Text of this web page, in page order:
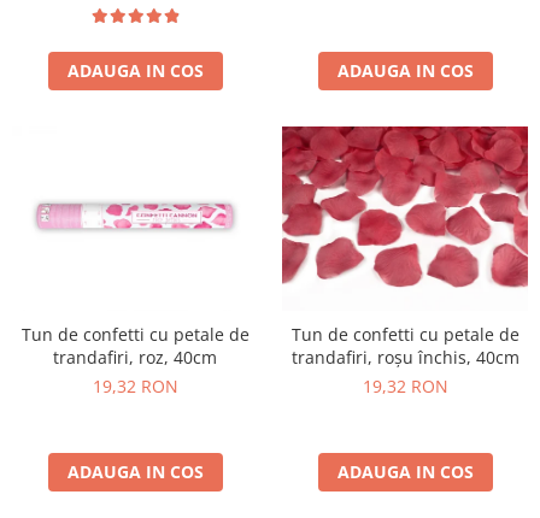
ADAUGA IN COS ADAUGA IN COS
Tun de confetti cu petale de
trandafiri, roz, 40cm
19,32 RON
ADAUGA IN COS
Tun de confetti cu petale de
trandafiri, roșu închis, 40cm
19,32 RON
ADAUGA IN COS